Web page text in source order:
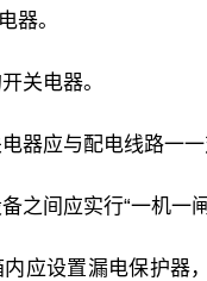
器。
关电器。
器应与配电线路一一
之间应实行“一机一闸
应设置漏电保护器